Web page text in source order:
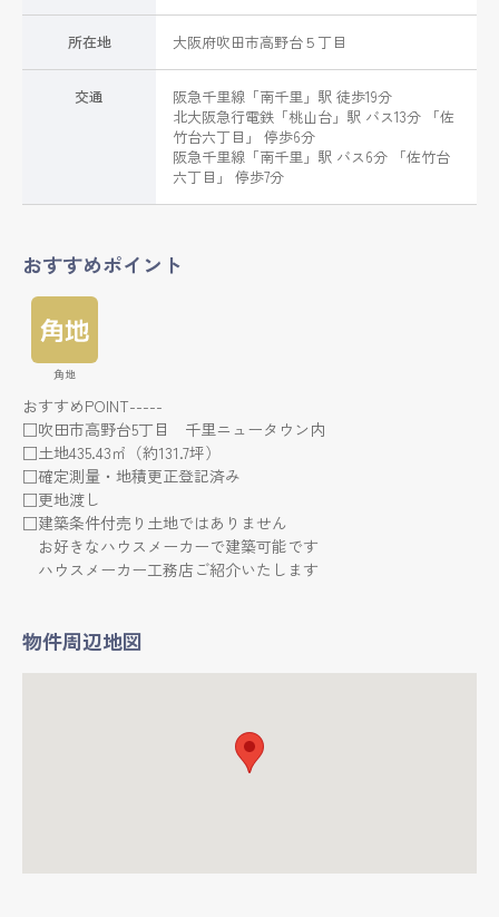
所在地 大阪府吹田市高野台５丁目
交通 阪急千里線 「南千里 」駅 徒歩19分
北大阪急行電鉄 「桃山台 」駅 バス13分 「佐
竹台六丁目」 停歩6分
阪急千里線 「南千里 」駅 バス6分 「佐竹台
六丁目」 停歩7分
おすすめポイント
角地
おすすめPOINT-----
□吹田市高野台5丁目 千里ニュータウン内
□土地435.43㎡（約131.7坪）
□確定測量・地積更正登記済み
□更地渡し
□建築条件付売り土地ではありません
お好きなハウスメーカーで建築可能です
ハウスメーカー工務店ご紹介いたします
物件周辺地図